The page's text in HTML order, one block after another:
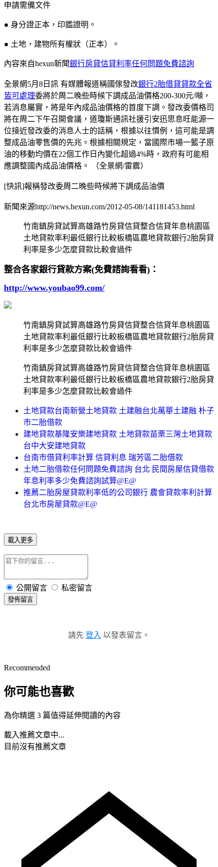
申請需備文件
● 身分證正本，印鑑證明。
● 土地，建物所有權狀（正本）。
內容來自hexun新聞銀行房貸信貸利率任何問題免費諮詢
全景網5月8日訊 有媒體報道稱國傢發改銀行2胎借貸貸款全省
皆可處理委將於周二晚些時候下調成品油價格200-300元/噸，
若消息屬實，將是年內成品油價格的首度下調。發改委價格司
將在周二下午召開會議，道瓊斯通訊社援引安迅思息旺能源一
位接近發改委的消息人士的話稱，根據以往慣例，這可能是調
整成品油零售價的先兆。根據相關規定，當國際市場一籃子原
油的移動均價在22個工作日內變化超過4%時，政府有可能相
應調整國內成品油價格。 （全景網/雷震）
[快訊]報稱發改委周二晚些時候將下調成品油價
新聞來源http://news.hexun.com/2012-05-08/141181453.html
竹南鎮房貸試算高雄路竹房貸信貸整合信貸年息桃園區
土地貸款率利最低銀行比較板橋區農地貸款銀行2胎房貸
利率是多少怎麼貸款比較會過件
整合各家銀行貸款方案(免費諮詢看看)：
http://www.youbao99.com/
竹南鎮房貸試算高雄路竹房貸信貸整合信貸年息桃園區
土地貸款率利最低銀行比較板橋區農地貸款銀行2胎房貸
利率是多少怎麼貸款比較會過件
竹南鎮房貸試算高雄路竹房貸信貸整合信貸年息桃園區
土地貸款率利最低銀行比較板橋區農地貸款銀行2胎房貸
利率是多少怎麼貸款比較會過件
土地貸款台南新營土地貸款 土建融台北萬華土建融 朴子
市二胎借款
建地貸款基隆安樂建地貸款 土地貸款苗栗三灣土地貸款
台中大安建地貸款
台南市借貸利率計算 信貸利息 瑞芳區二胎借款
土地二胎借款任何問題免費諮詢 台北 民間房屋信貸借款
年息利率多少免費諮詢試算@E@
推薦二胎房屋貸款利率低的公司銀行 農會貸款率利計算
台北市房屋貸款@E@
載入更多
公開留言 私密留言
發佈留言
請先 登入 以發表留言。
Recommended
你可能也喜歡
為你精選 3 篇值得延伸閱讀的內容
載入推薦文章中...
目前沒有推薦文章